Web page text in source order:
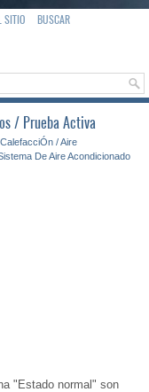
SITIO BUSCAR
/ Prueba Activa
CalefacciÓn / Aire
De Aire Acondicionado
"Estado normal" son